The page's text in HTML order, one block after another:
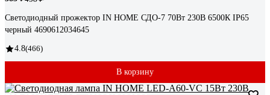
Светодиодный прожектор IN HOME СДО-7 70Вт 230В 6500К IP65
черный 4690612034645
4.8(466)
В корзину